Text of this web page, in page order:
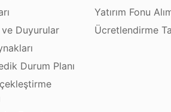
Duyurular
Durum Planı
Yatırım Fonu
Ücretlendirme